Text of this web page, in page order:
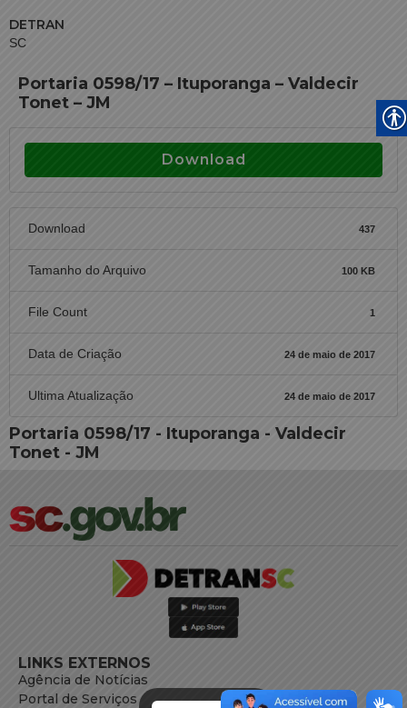
DETRAN
SC
Portaria 0598/17 – Ituporanga – Valdecir
Tonet – JM
Download
Download 437
Tamanho do Arquivo 100 KB
File Count 1
Data de Criação 24 de maio de 2017
Ultima Atualização 24 de maio de 2017
Portaria 0598/17 - Ituporanga - Valdecir
Tonet - JM
LINKS EXTERNOS
Agência de Notícias
Portal de Serviços